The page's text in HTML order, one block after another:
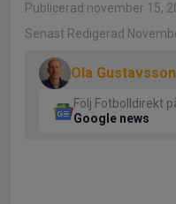
Publicerad november 15,
Senast Redigerad
Ola Gustavsson
Följ Fotbolldirekt
Google news